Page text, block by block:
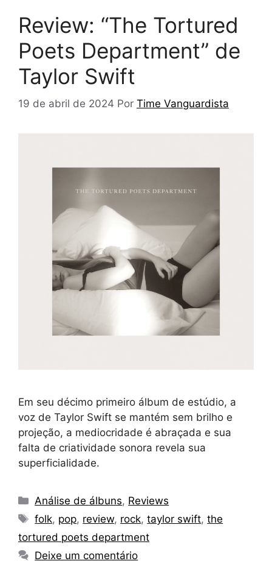
Review: “The Tortured
Poets Department” de
Taylor Swift
19 de abril de 2024 Por Time Vanguardista
Em seu décimo primeiro álbum de estúdio, a
voz de Taylor Swift se mantém sem brilho e
projeção, a mediocridade é abraçada e sua
falta de criatividade sonora revela sua
superficialidade.
Categorias
Análise de álbuns, Reviews
Tags
folk, pop, review, rock,taylor swift,the
tortured poets department
Deixe um comentário